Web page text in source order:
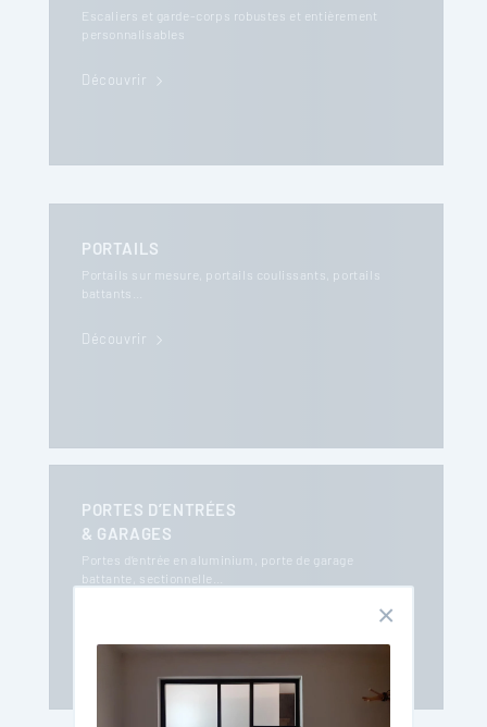
Escaliers et garde-corps robustes et entièrement
personnalisables
Découvrir
PORTAILS
Portails sur mesure, portails coulissants, portails
battants…
Découvrir
PORTES D’ENTRÉES
& GARAGES
Portes d’entrée en aluminium, porte de garage
battante, sectionnelle…